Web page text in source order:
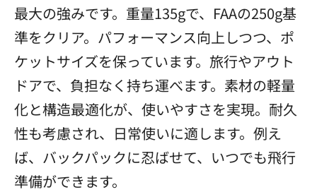
最大の強みです。重量135gで、FAAの250g基
準をクリア。パフォーマンス向上しつつ、ポ
ケットサイズを保っています。旅行やアウト
ドアで、負担なく持ち運べます。素材の軽量
化と構造最適化が、使いやすさを実現。耐久
性も考慮され、日常使いに適します。例え
ば、バックパックに忍ばせて、いつでも飛行
準備ができます。